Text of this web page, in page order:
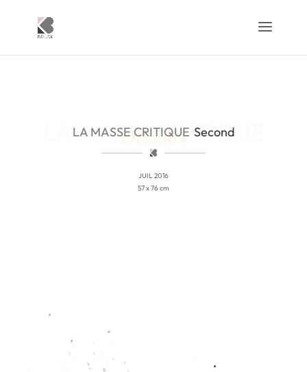
LA MASSE CRITIQUE Second
JUIL 2016
57 x 76 cm